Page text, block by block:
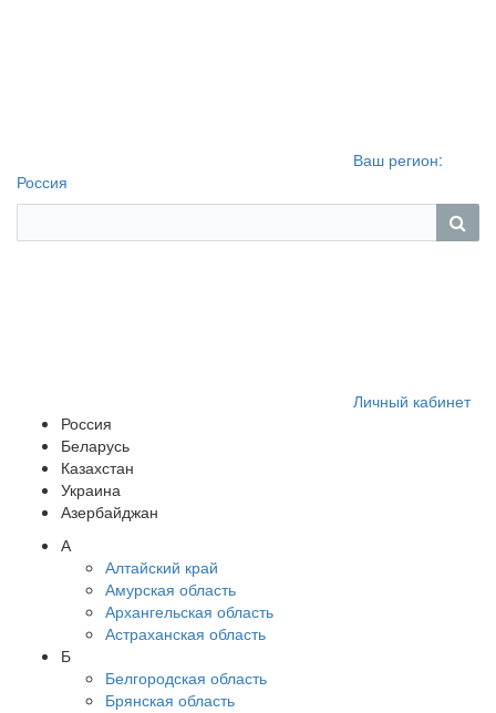
Ваш регион:
Россия
Личный кабинет
Россия
Беларусь
Казахстан
Украина
Азербайджан
А
Алтайский край
Амурская область
Архангельская область
Астраханская область
Б
Белгородская область
Брянская область